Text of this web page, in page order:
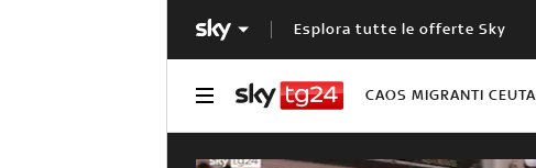
Esplora tutte le offerte Sky
CAOS MIGRANTI CEUTA